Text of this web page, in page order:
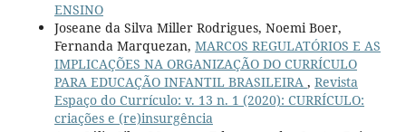
ENSINO
Joseane da Silva Miller Rodrigues, Noemi Boer,
Fernanda Marquezan, MARCOS REGULATÓRIOS E AS
IMPLICAÇÕES NA ORGANIZAÇÃO DO CURRÍCULO
PARA EDUCAÇÃO INFANTIL BRASILEIRA , Revista
Espaço do Currículo: v. 13 n. 1 (2020): CURRÍCULO:
criações e (re)insurgência